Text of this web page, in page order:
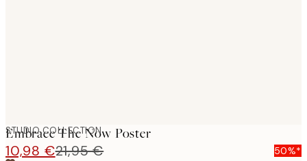
STUDIO COLLECTION
Embrace The Now Poster
10,98 €21,95 €
50%*